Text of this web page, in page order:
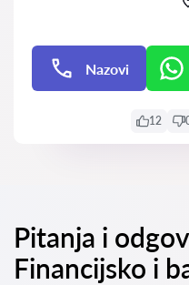
Nazovi
12
Pitanja i
Financijsko i